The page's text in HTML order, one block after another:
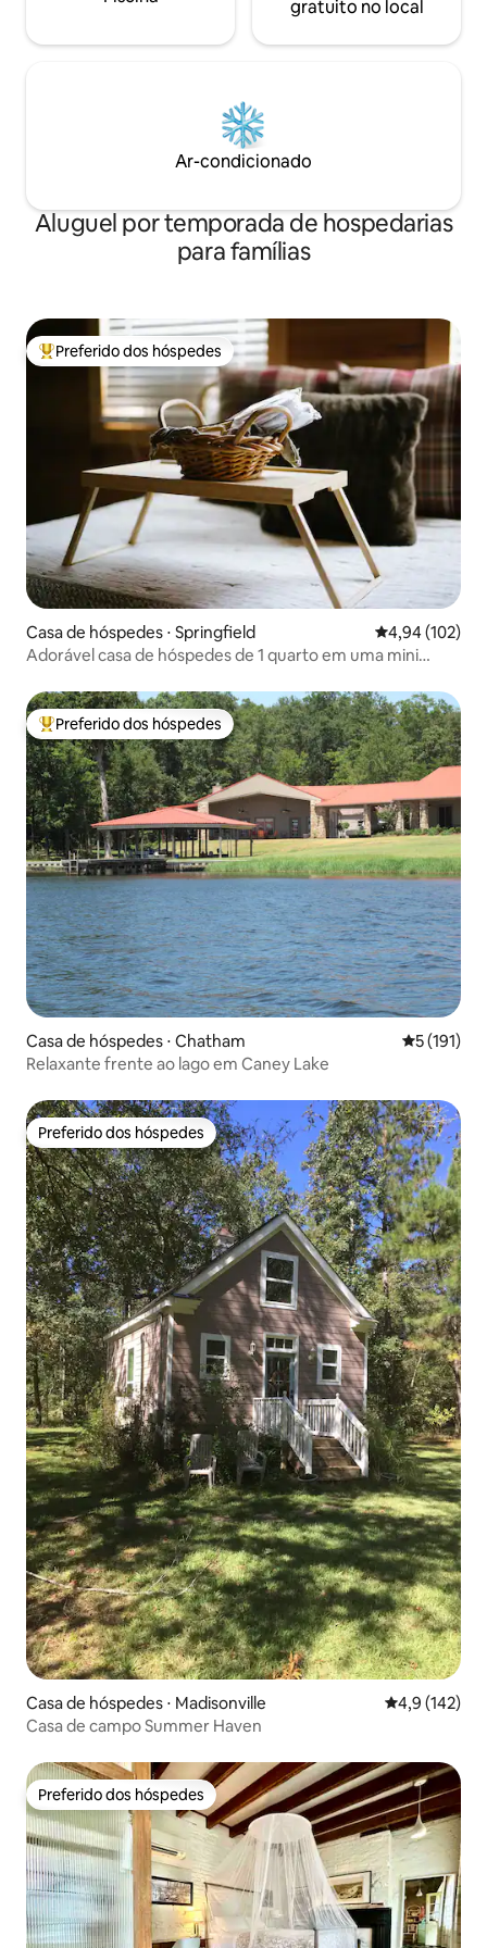
gratuito no local
Ar-condicionado
Aluguel por temporada de hospedarias
para famílias
Entre os melhores preferidos dos hóspedes
Preferido dos hóspedes
Casa de hóspedes ⋅ Springfield 4,94 de uma
4,94 (102)
Adorável casa de hóspedes de 1 quarto em uma mini
Entre os melhores preferidos dos hóspedes
Preferido dos hóspedes
Casa de hóspedes ⋅ Chatham 5 de uma
5 (191)
Relaxante frente ao lago em Caney Lake
Preferido dos hóspedes
Preferido dos hóspedes
Casa de hóspedes ⋅ Madisonville 4,9 de uma
4,9 (142)
Casa de campo Summer Haven
Preferido dos hóspedes
Preferido dos hóspedes